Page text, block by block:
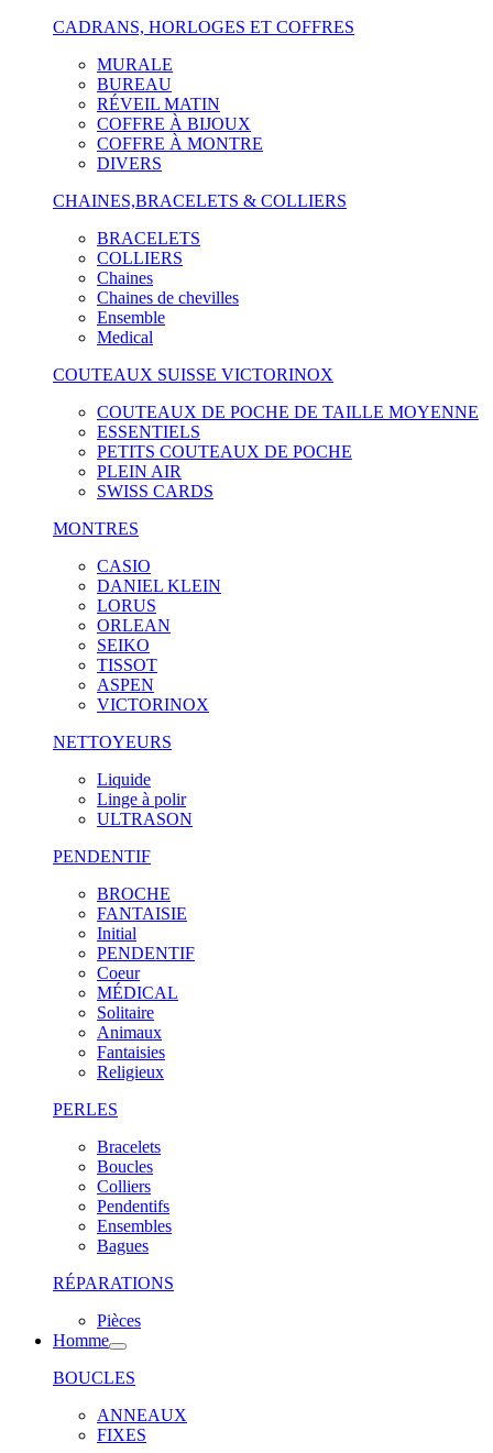
CADRANS, HORLOGES ET COFFRES
MURALE
BUREAU
RÉVEIL MATIN
COFFRE À BIJOUX
COFFRE À MONTRE
DIVERS
CHAINES,BRACELETS & COLLIERS
BRACELETS
COLLIERS
Chaines
Chaines de chevilles
Ensemble
Medical
COUTEAUX SUISSE VICTORINOX
COUTEAUX DE POCHE DE TAILLE MOYENNE
ESSENTIELS
PETITS COUTEAUX DE POCHE
PLEIN AIR
SWISS CARDS
MONTRES
CASIO
DANIEL KLEIN
LORUS
ORLEAN
SEIKO
TISSOT
ASPEN
VICTORINOX
NETTOYEURS
Liquide
Linge à polir
ULTRASON
PENDENTIF
BROCHE
FANTAISIE
Initial
PENDENTIF
Coeur
MÉDICAL
Solitaire
Animaux
Fantaisies
Religieux
PERLES
Bracelets
Boucles
Colliers
Pendentifs
Ensembles
Bagues
RÉPARATIONS
Pièces
Homme
BOUCLES
ANNEAUX
FIXES